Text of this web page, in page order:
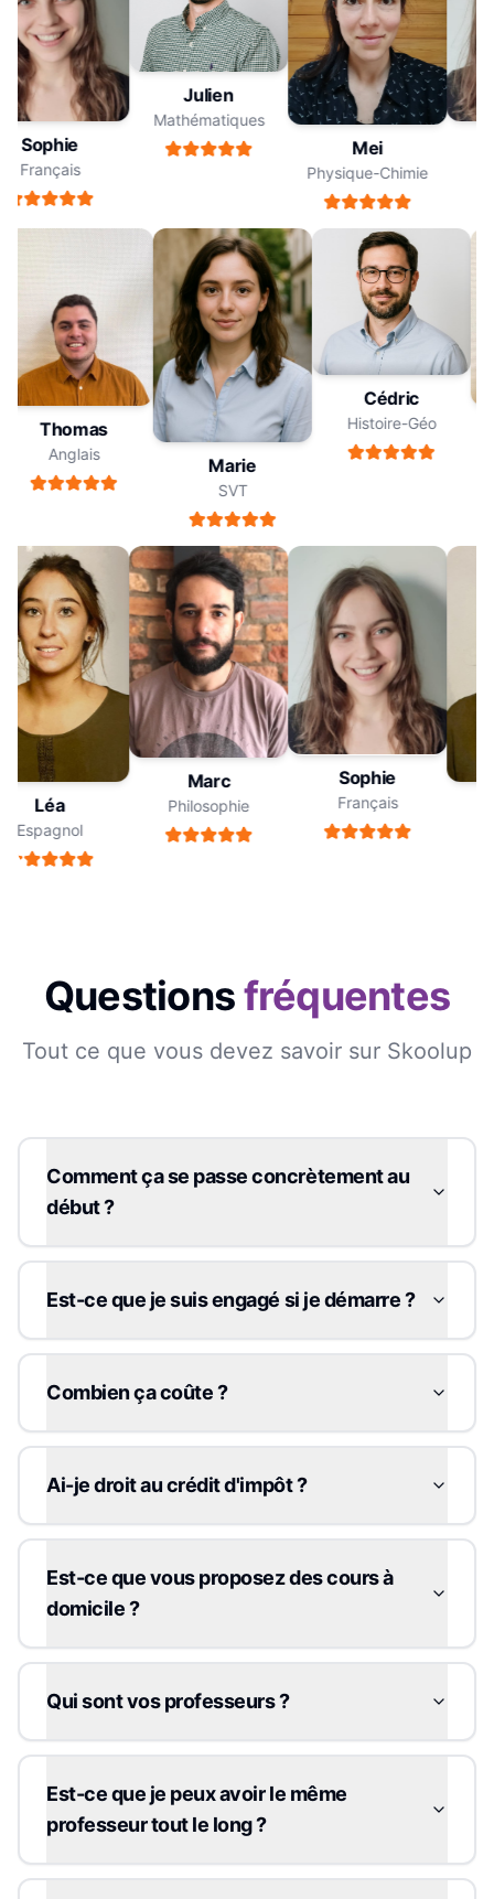
Sophie
Français
Julien
Mathématiques
Mei
Physique-Chimie
Thomas
Anglais
Marie
SVT
Cédric
Histoire-Géo
Léa
Espagnol
Marc
Philosophie
Sophie
Français
Questionsfréquentes
Tout ce que vous devez savoir sur Skoolup
Comment ça se passe concrètement au
début ?
Est-ce que je suis engagé si je démarre ?
Combien ça coûte ?
Ai-je droit au crédit d'impôt ?
Est-ce que vous proposez des cours à
domicile ?
Qui sont vos professeurs ?
Est-ce que je peux avoir le même
professeur tout le long ?